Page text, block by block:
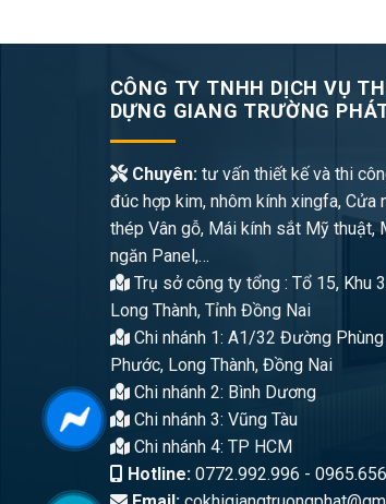
CÔNG TY TNHH DỊCH VỤ
DỰNG GIANG TRƯỜNG
Chuyên:tư vấn thiết kế và thi
đúc hợp kim, nhôm kính xingfa, Cửa
thép Vân gỗ, Mái kính sắt Mỹ thuật,
ngăn Panel,…
Trụ sở công ty tổng : Tổ 15, Khu
Long Thành, Tỉnh Đồng Nai
Chi nhánh 1: A1/32 Đường Phùng
Phước, Long Thành, Đồng Nai
Chi nhánh 2: Bình Dương
Chi nhánh 3: Vũng Tàu
Chi nhánh 4: TP HCM
Hotline:0772.992.996 -